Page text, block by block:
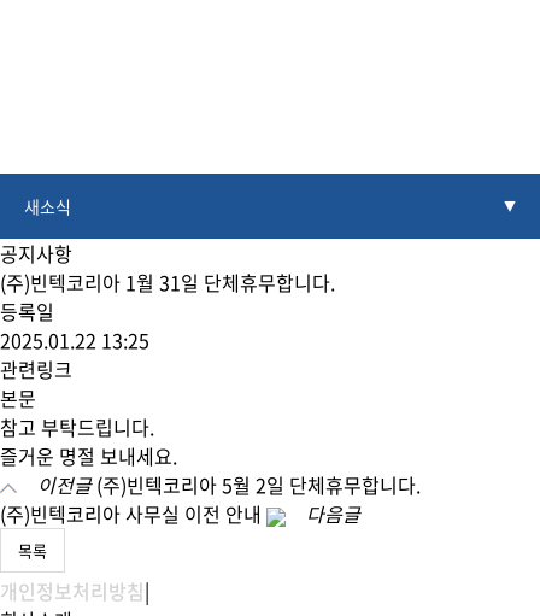
새소식 ▼
공지사항
(주)빈텍코리아 1월 31일 단체휴무합니다.
등록일
2025.01.22 13:25
관련링크
본문
참고 부탁드립니다.
즐거운 명절 보내세요.
이전글 (주)빈텍코리아 5월 2일 단체휴무합니다.
(주)빈텍코리아 사무실 이전 안내
다음글
목록
개인정보처리방침|